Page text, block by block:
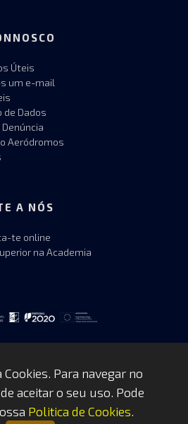
Úteis
um e-mail
de Dados
Denúncia
Aeródromos
A NÓS
te online
na Academia
© 2026 by FAP - DCSI -
Para navegar no
aceitar o seu uso. Pode
Politica de Cookies.